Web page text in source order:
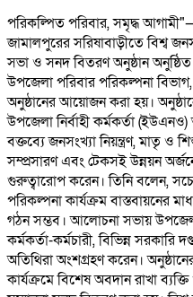
পরিকল্পিত পরিবার, সমৃদ্ধ
জামালপুরের সরিষাবাড়ীতে বিশ্ব
সভা ও সনদ বিতরণ অনুষ্ঠান
উপজেলা পরিবার পরিকল্পনা
অনুষ্ঠানের আয়োজন করা হয়।
উপজেলা নির্বাহী কর্মকর্তা
বক্তব্যে জনসংখ্যা নিয়ন্ত্রণ, মাতৃ ও
সম্প্রসারণ এবং টেকসই উন্নয়ন
গুরুত্বারোপ করেন। তিনি বলেন,
পরিকল্পনা কার্যক্রম বাস্তবায়নের
গঠন সম্ভব। আলোচনা সভায়
কর্মকর্তা-কর্মচারী, বিভিন্ন সরকারি
অতিথিরা অংশগ্রহণ করেন।
কার্যক্রমে বিশেষ অবদান রাখা